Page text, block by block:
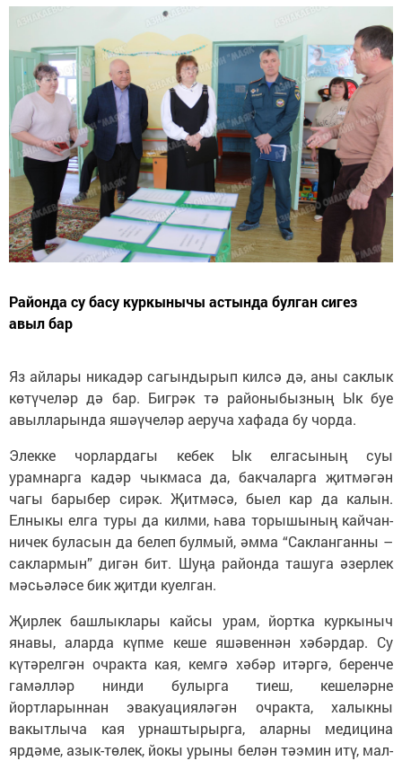
Районда су басу куркынычы астында булган сигез
авыл бар
Яз айлары никадәр сагындырып килсә дә, аны саклык
көтүчеләр дә бар. Бигрәк тә районыбызның Ык буе
авылларында яшәүчеләр аеруча хафада бу чорда.
Элекке чорлардагы кебек Ык елгасының суы
урамнарга кадәр чыкмаса да, бакчаларга җитмәгән
чагы барыбер сирәк. Җитмәсә, быел кар да калын.
Елныкы елга туры да килми, һава торышының кайчан-
ничек буласын да белеп булмый, әмма “Сакланганны –
саклармын” дигән бит. Шуңа районда ташуга әзерлек
мәсьәләсе бик җитди куелган.
Җирлек башлыклары кайсы урам, йортка куркыныч
янавы, аларда күпме кеше яшәвеннән хәбәрдар. Су
күтәрелгән очракта кая, кемгә хәбәр итәргә, беренче
гамәлләр нинди булырга тиеш, кешеләрне
йортларыннан эвакуацияләгән очракта, халыкны
вакытлыча кая урнаштырырга, аларны медицина
ярдәме, азык-төлек, йокы урыны белән тәэмин итү, мал-